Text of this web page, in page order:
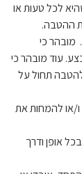
לכל טעות או
ההטבה.
מובהר כי
עוד מובהר כי
תחול על
ו/או להמחות את
אופן ודרך